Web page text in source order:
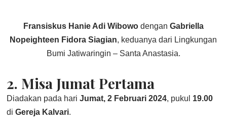
Fransiskus Hanie Adi Wibowodengan Gabriella
Nopeighteen Fidora Siagian, keduanya dari Lingkungan
Bumi Jatiwaringin – Santa Anastasia.
2. Misa Jumat Pertama
Diadakan pada hariJumat, 2 Februari 2024, pukul 19.00
diGereja Kalvari.